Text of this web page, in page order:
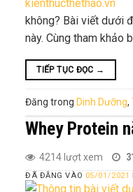
không? Bài viết dưới
này. Cùng tham khảo
TIẾP TỤC ĐỌC →
Đăng trong Dinh Dưỡng,
Whey Protein
4214 lượt xem
ĐÃ ĐĂNG VÀO 05/01/2021